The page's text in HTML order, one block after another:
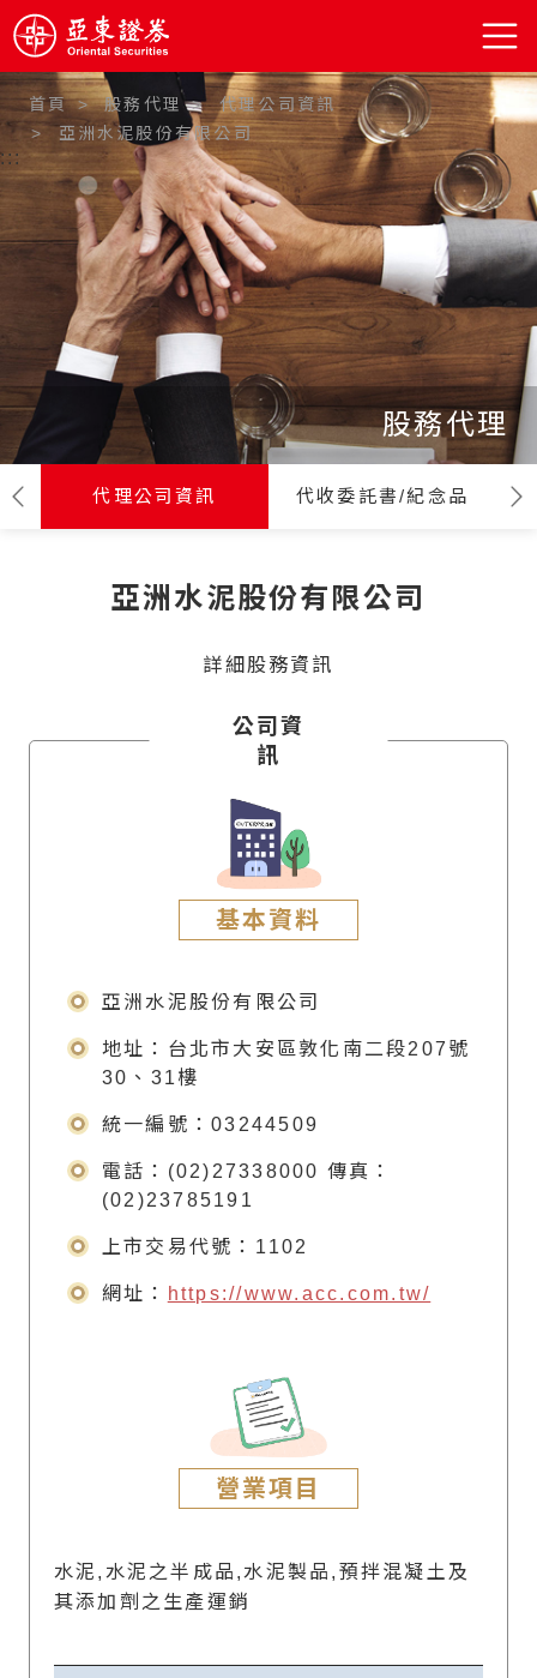
:::
首頁 股務代理
代理公司資訊
亞洲水泥股份有限公司
股務代理
代理公司資訊 代收委託書/紀念品
亞洲水泥股份有限公司
詳細股務資訊
公司資
訊
基本資料
亞洲水泥股份有限公司
地址：台北市大安區敦化南二段207號
30、31樓
統一編號：03244509
電話：(02)27338000 傳真：
(02)23785191
上市交易代號：1102
網址： https://www.acc.com.tw/
營業項目
水泥,水泥之半成品,水泥製品,預拌混凝土及
其添加劑之生產運銷